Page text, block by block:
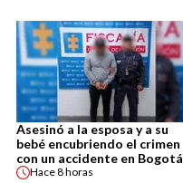
Asesinó a la esposa y a su
bebé encubriendo el crimen
con un accidente en Bogotá
Hace8 horas